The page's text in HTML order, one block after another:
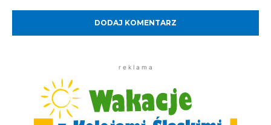
r e k l a m a